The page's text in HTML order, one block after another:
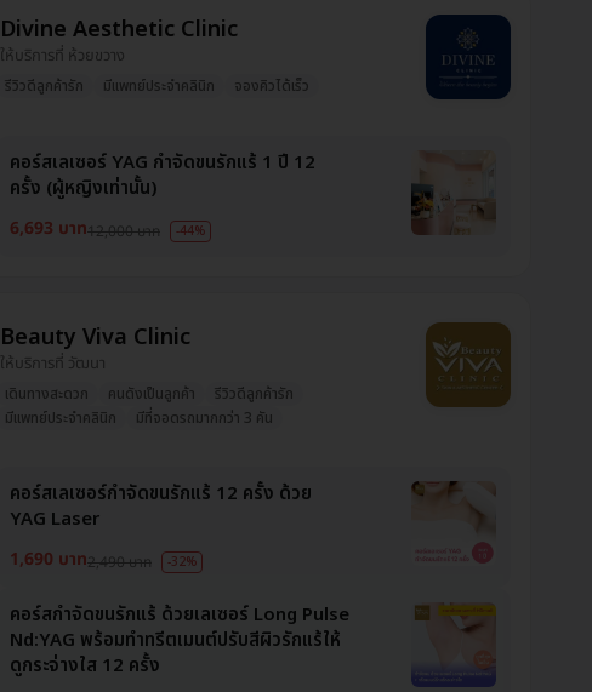
Divine Aesthetic Clinic
ให้บริการที่ ห้วยขวาง
รีวิวดีลูกค้ารัก มีแพทย์ประจำคลินิก จองคิวได้เร็ว
คอร์สเลเซอร์ YAG กำจัดขนรักแร้ 1 ปี 12
ครั้ง (ผู้หญิงเท่านั้น)
6,693 บาท12,000 บาท -44%
Beauty Viva Clinic
ให้บริการที่ วัฒนา
เดินทางสะดวก คนดังเป็นลูกค้า
รีวิวดีลูกค้ารัก
มีแพทย์ประจำคลินิก
มีที่จอดรถมากกว่า 3 คัน
คอร์สเลเซอร์กำจัดขนรักแร้ 12 ครั้ง ด้วย
YAG Laser
1,690 บาท2,490 บาท -32%
คอร์สกำจัดขนรักแร้ ด้วยเลเซอร์ Long Pulse
Nd:YAG พร้อมทำทรีตเมนต์ปรับสีผิวรักแร้ให้
ดูกระจ่างใส 12 ครั้ง